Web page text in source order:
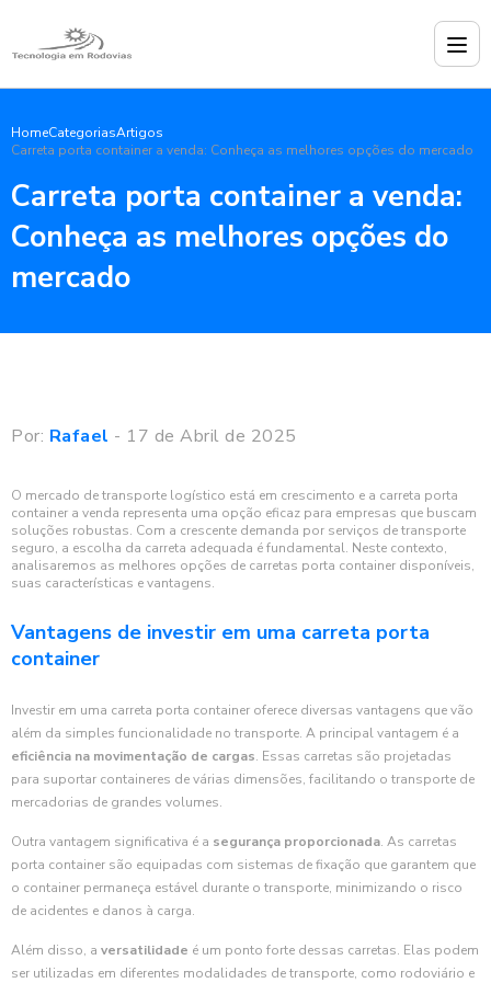
HomeCategoriasArtigos
Carreta porta container a venda: Conheça as melhores opções do mercado
Carreta porta container a venda:
Conheça as melhores opções do
mercado
Por: Rafael - 17 de Abril de 2025
O mercado de transporte logístico está em crescimento e a carreta porta
container a venda representa uma opção eficaz para empresas que buscam
soluções robustas. Com a crescente demanda por serviços de transporte
seguro, a escolha da carreta adequada é fundamental. Neste contexto,
analisaremos as melhores opções de carretas porta container disponíveis,
suas características e vantagens.
Vantagens de investir em uma carreta porta
container
Investir em uma carreta porta container oferece diversas vantagens que vão
além da simples funcionalidade no transporte. A principal vantagem é a
eficiência na movimentação de cargas. Essas carretas são projetadas
para suportar containeres de várias dimensões, facilitando o transporte de
mercadorias de grandes volumes.
Outra vantagem significativa é a segurança proporcionada. As carretas
porta container são equipadas com sistemas de fixação que garantem que
o container permaneça estável durante o transporte, minimizando o risco
de acidentes e danos à carga.
Além disso, a versatilidade é um ponto forte dessas carretas. Elas podem
ser utilizadas em diferentes modalidades de transporte, como rodoviário e